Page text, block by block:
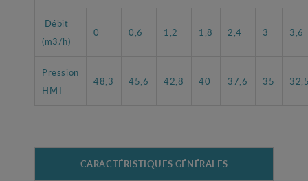
Débit
(m3/h)
0 0,6 1,2 1,8 2,4 3 3,6
Pression
HMT
48,3 45,6 42,8 40 37,6 35
CARACTÉRISTIQUES GÉNÉRALES